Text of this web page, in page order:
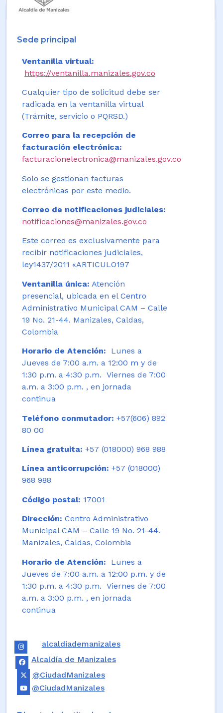
Sede principal
Ventanilla virtual:
https://ventanilla.manizales.gov.co
Cualquier tipo de solicitud debe ser
radicada en la ventanilla virtual
(Trámite, servicio o PQRSD.)
Correo para la recepción de
facturación electrónica:
facturacionelectronica@manizales.gov.co
Solo se gestionan facturas
electrónicas por este medio.
Correo de notificaciones judiciales:
notificaciones@manizales.gov.co
Este correo es exclusivamente para
recibir notificaciones judiciales,
ley1437/2011 «ARTICULO197
Ventanilla única: Atención
presencial, ubicada en el Centro
Administrativo Municipal CAM – Calle
19 No. 21-44. Manizales, Caldas,
Colombia
Horario de Atención:
Lunes a
Jueves de 7:00 a.m. a 12:00 m y de
1:30 p.m. a 4:30 p.m. Viernes de 7:00
a.m. a 3:00 p.m. , en jornada
continua
Teléfono conmutador: +57(606) 892
80 00
Línea gratuita: +57 (018000) 968 988
Línea anticorrupción: +57 (018000)
968 988
Código postal: 17001
Dirección: Centro Administrativo
Municipal CAM – Calle 19 No. 21-44.
Manizales, Caldas, Colombia
Horario de Atención: Lunes a
Jueves de 7:00 a.m. a 12:00 p.m. y de
1:30 p.m. a 4:30 p.m. Viernes de 7:00
a.m. a 3:00 p.m. , en jornada
continua
alcaldiademanizales
Alcaldía de Manizales
@CiudadManizales
@CiudadManizales